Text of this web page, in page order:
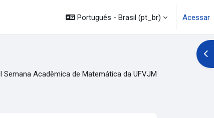
Português - Brasil ‎(pt_br)‎ Acessar
I Semana Acadêmica de Matemática da UFVJM